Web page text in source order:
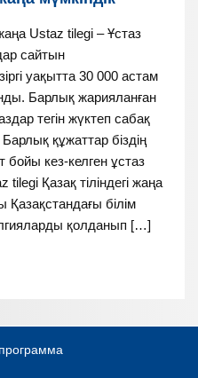
Ustaz tilegi – Ұстаз
сайтын
уақытта 30 000 астам
Барлық жарияланған
тегін жүктеп сабақ
құжаттар біздің
бойы кез-келген ұстаз
Қазақ тіліндегі жаңа
Қазақстандағы білім
қолданып […]